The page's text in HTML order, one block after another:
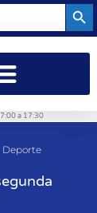
a 17:30
Deporte